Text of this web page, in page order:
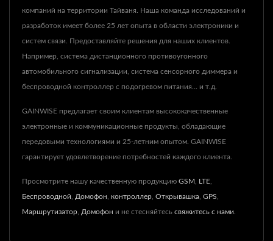
компаний на территории Тайваня. Наша команда исследований и
разработок имеет более 25 лет опыта в области электроники и
систем связи. Предоставляйте решения для наших клиентов.
Например, система дистанционного противоугонного
автомобильного сигнализации, система сенсорного диммера и
беспроводной контроллер с подогревом питания... и т.д.
GAINWISE предлагает своим клиентам высококачественные
электронные и коммуникационные продукты, обладающие
передовыми технологиями и 25-летним опытом. GAINWISE
гарантирует удовлетворение потребностей каждого клиента.
Просмотрите нашу качественную продукцию GSM LTE
Беспроводной Домофон контроллер Открывашка GPS
Маршрутизатор Домофон и не стесняйтесь свяжитесь с нами